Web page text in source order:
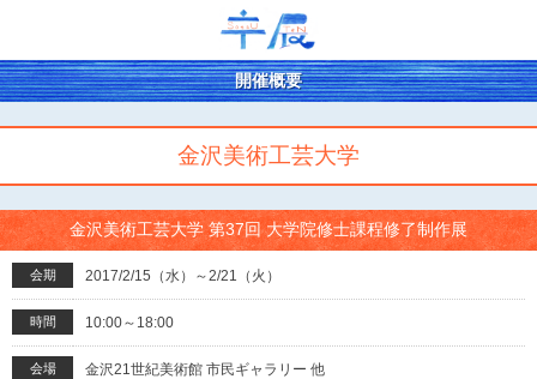
開催概要
金沢美術工芸大学
金沢美術工芸大学 第37回 大学院修士課程修了制作展
会期 2017/2/15（水）～2/21（火）
時間 10:00～18:00
会場
金沢21世紀美術館 市民ギャラリー 他